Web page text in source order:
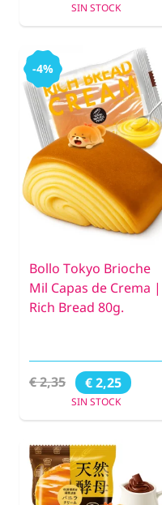
SIN STOCK
-4%
Bollo Tokyo Brioche
Mil Capas de Crema |
Rich Bread 80g.
€ 2,35 € 2,25
SIN STOCK